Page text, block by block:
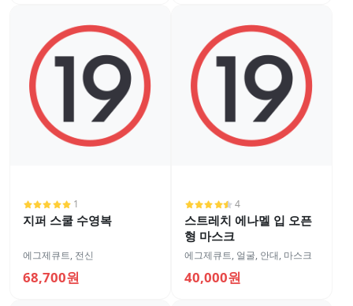
1
지퍼 스쿨 수영복
에그제큐트, 전신
68,700원
4
스트레치 에나멜 입 오픈
형 마스크
에그제큐트, 얼굴, 안대, 마스크
40,000원